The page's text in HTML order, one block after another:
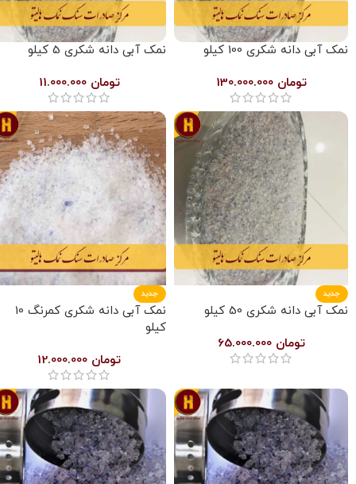
نمک آبی دانه شکری 100 کیلو
تومان 130.000.000
نمک آبی دانه شکری 5 کیلو
تومان 11.000.000
جدید
نمک آبی دانه شکری 50 کیلو
تومان 65.000.000
جدید
نمک آبی دانه شکری کمرنگ 10
کیلو
تومان